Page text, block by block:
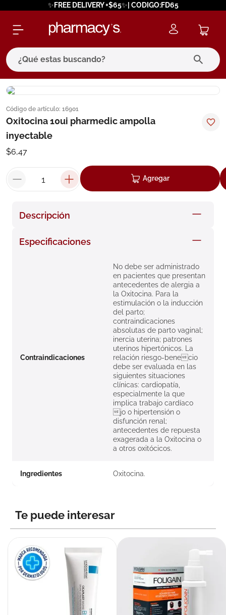
✨FREE DELIVERY +$65✨| CODIGO:FD65
¿Qué estas buscando?
Código de artículo: 16901
Oxitocina 10ui pharmedic ampolla
inyectable
$6,47
Agregar
Descripción
Especificaciones
Contraindicaciones
No debe ser administrado
en pacientes que presentan
antecedentes de alergia a
la Oxitocina. Para la
estimulación o la inducción
del parto;
contraindicaciones
absolutas de parto vaginal;
inercia uterina; patrones
uterinos hipertónicos. La
relación riesgo-benecio
debe ser evaluada en las
siguientes situaciones
clínicas: cardiopatía,
especialmente la que
implica trabajo cardíaco
jo o hipertensión o
disfunción renal;
antecedentes de repuesta
exagerada a la Oxitocina o
a otros oxitócicos.
Ingredientes Oxitocina.
Te puede interesar
términos más buscados
1. eucerin
cerave
7. isdin
roche posay